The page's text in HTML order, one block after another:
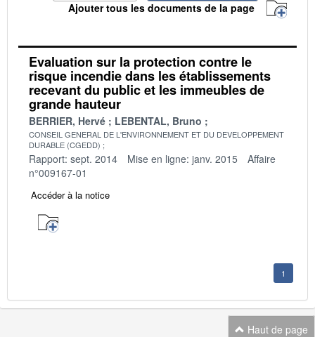
Ajouter tous les documents de la page
Evaluation sur la protection contre le
risque incendie dans les établissements
recevant du public et les immeubles de
grande hauteur
BERRIER, Hervé LEBENTAL, Bruno
CONSEIL GENERAL DE L'ENVIRONNEMENT ET DU DEVELOPPEMENT
DURABLE (CGEDD)
Rapport: sept. 2014 Mise en ligne: janv. 2015
Affaire
n°009167-01
Accéder à la notice
1
Haut de page